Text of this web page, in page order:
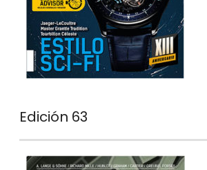
Edición 63